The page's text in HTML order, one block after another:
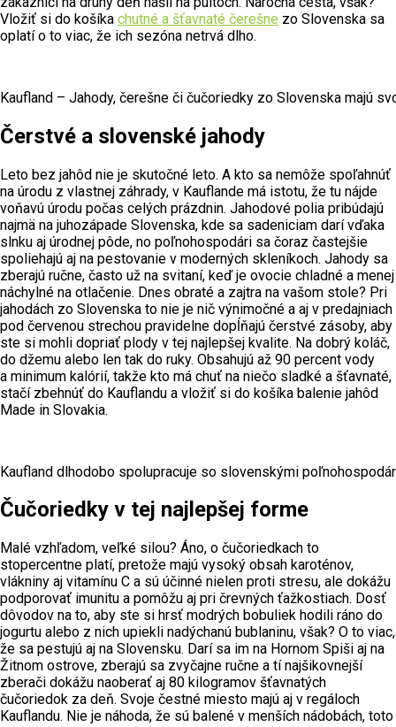
Vložiť si do košíka chutné a šťavnaté čerešne zo Slovenska sa
oplatí o to viac, že ich sezóna netrvá dlho.
Kaufland – Jahody, čerešne či čučoriedky zo Slovenska majú
Čerstvé a slovenské jahody
Leto bez jahôd nie je skutočné leto. A kto sa nemôže spoľahnúť
na úrodu z vlastnej záhrady, v Kauflande má istotu, že tu nájde
voňavú úrodu počas celých prázdnin. Jahodové polia pribúdajú
najmä na juhozápade Slovenska, kde sa sadeniciam darí vďaka
slnku aj úrodnej pôde, no poľnohospodári sa čoraz častejšie
spoliehajú aj na pestovanie v moderných skleníkoch. Jahody sa
zberajú ručne, často už na svitaní, keď je ovocie chladné a menej
náchylné na otlačenie. Dnes obraté a zajtra na vašom stole? Pri
jahodách zo Slovenska to nie je nič výnimočné a aj v predajniach
pod červenou strechou pravidelne dopĺňajú čerstvé zásoby, aby
ste si mohli dopriať plody v tej najlepšej kvalite. Na dobrý koláč,
do džemu alebo len tak do ruky. Obsahujú až 90 percent vody
a minimum kalórií, takže kto má chuť na niečo sladké a šťavnaté,
stačí zbehnúť do Kauflandu a vložiť si do košíka balenie jahôd
Made in Slovakia.
Kaufland dlhodobo spolupracuje so slovenskými
Čučoriedky v tej najlepšej forme
Malé vzhľadom, veľké silou? Áno, o čučoriedkach to
stopercentne platí, pretože majú vysoký obsah karoténov,
vlákniny aj vitamínu C a sú účinné nielen proti stresu, ale dokážu
podporovať imunitu a pomôžu aj pri črevných ťažkostiach. Dosť
dôvodov na to, aby ste si hrsť modrých bobuliek hodili ráno do
jogurtu alebo z nich upiekli nadýchanú bublaninu, však? O to viac,
že sa pestujú aj na Slovensku. Darí sa im na Hornom Spiši aj na
Žitnom ostrove, zberajú sa zvyčajne ručne a tí najšikovnejší
zberači dokážu naoberať aj 80 kilogramov šťavnatých
čučoriedok za deň. Svoje čestné miesto majú aj v regáloch
Kauflandu. Nie je náhoda, že sú balené v menších nádobách, toto